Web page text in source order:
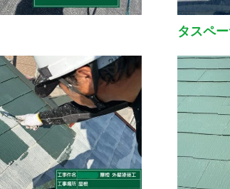
タスペ